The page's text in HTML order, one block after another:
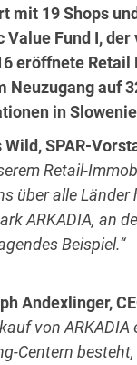
mit 19 Shops
Value Fund I,
eröffnete Retail
Neuzugang auf
in
Wild, SPAR-
Retail-
über alle
ARKADIA, an
Beispiel.“
Andexlinger,
von
Centern